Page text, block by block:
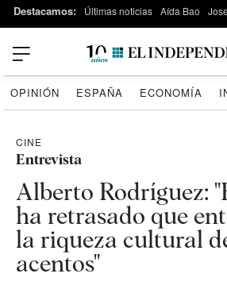
Destacamos: Últimas noticias Aída Bao
OPINIÓN ESPAÑA ECONOMÍA
CINE
Entrevista
Alberto Rodríguez:
ha retrasado que
la riqueza cultural
acentos"